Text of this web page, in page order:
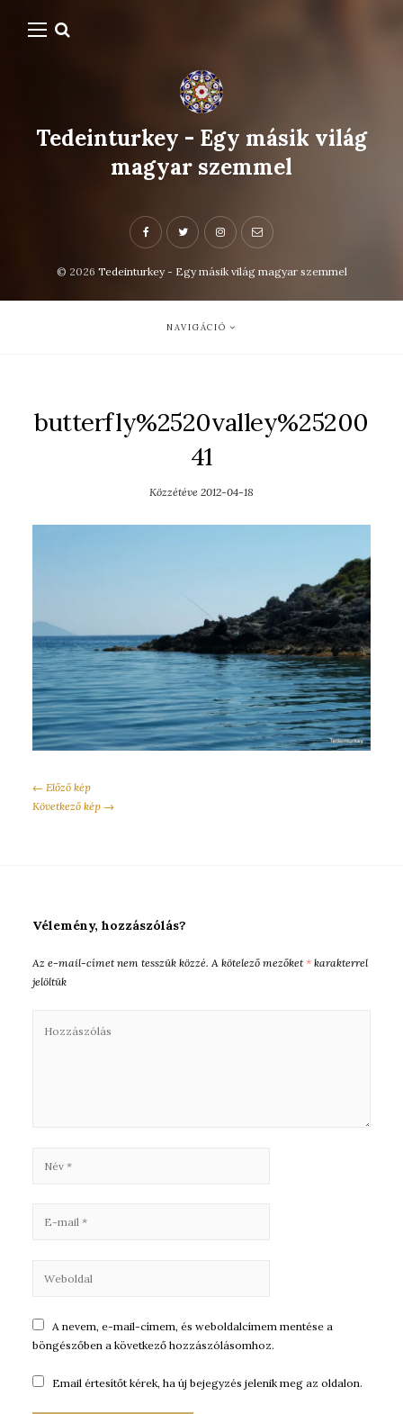
Tedeinturkey - Egy másik világ
magyar szemmel
© 2026 Tedeinturkey - Egy másik világ magyar szemmel
NAVIGÁCIÓ
butterfly%2520valley%25200
41
Közzétéve 2012-04-18
← Előző kép
Következő kép →
Vélemény, hozzászólás?
Az e-mail-címet nem tesszük közzé. A kötelező mezőket* karakterrel
jelöltük
A nevem, e-mail-címem, és weboldalcímem mentése a
böngészőben a következő hozzászólásomhoz.
Email értesítőt kérek, ha új bejegyzés jelenik meg az oldalon.